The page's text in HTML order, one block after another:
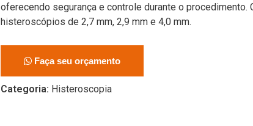
oferecendo segurança e controle durante o procedimento.
histeroscópios de 2,7 mm, 2,9 mm e 4,0 mm.
Faça seu orçamento
Categoria: Histeroscopia